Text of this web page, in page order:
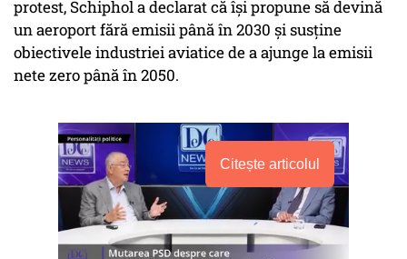
protest, Schiphol a declarat că îşi propune să devină
un aeroport fără emisii până în 2030 şi susţine
obiectivele industriei aviatice de a ajunge la emisii
nete zero până în 2050.
Citește articolul